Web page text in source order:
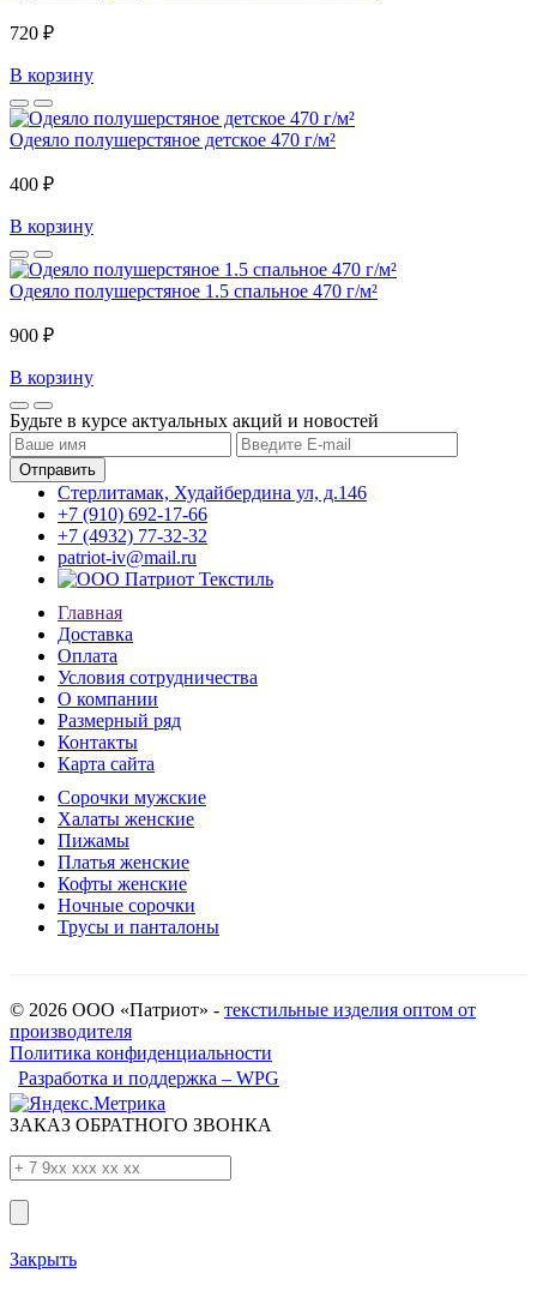
720 ₽
В корзину
Одеяло полушерстяное детское 470 г/м²
400 ₽
В корзину
Одеяло полушерстяное 1.5 спальное 470 г/м²
900 ₽
В корзину
Будьте в курсе актуальных акций и новостей
Стерлитамак, Худайбердина ул, д.146
+7 (910) 692-17-66
+7 (4932) 77-32-32
patriot-iv@mail.ru
Главная
Доставка
Оплата
Условия сотрудничества
О компании
Размерный ряд
Контакты
Карта сайта
Сорочки мужские
Халаты женские
Пижамы
Платья женские
Кофты женские
Ночные сорочки
Трусы и панталоны
© 2026 ООО «Патриот» - текстильные изделия оптом от
производителя
Политика конфиденциальности
Разработка и поддержка – WPG
ЗАКАЗ ОБРАТНОГО ЗВОНКА
Закрыть